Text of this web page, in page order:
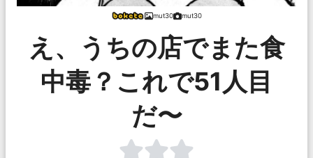
mut30 mut30
え、うちの店でまた食
中毒？これで51人目
だ〜